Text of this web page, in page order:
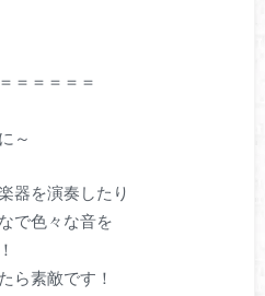
＝＝＝＝＝
～
器を演奏したり
で色々な音を
ら素敵です！